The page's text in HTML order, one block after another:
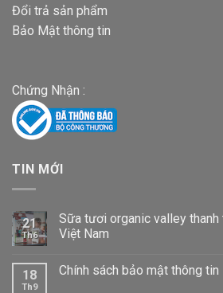
Đổi trả sản phẩm
Bảo Mật thông tin
Chứng Nhận :
TIN MỚI
21
Th6
Sữa tươi organic valley
Việt Nam
18
Th9
Chính sách bảo mật thông tin